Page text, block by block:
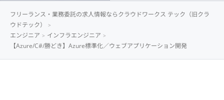
フリーランス・業務委託の求人情報ならクラウドワークス テック（旧クラ
ウドテック）
エンジニア
インフラエンジニア
【Azure/C#/勝どき】Azure標準化／ウェブアプリケーション開発